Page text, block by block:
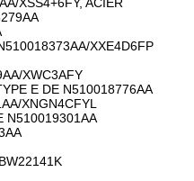
XXE4D6FP
XWC3AFY
E DE N510018776AA
XNGN4CFYL
N510019301AA